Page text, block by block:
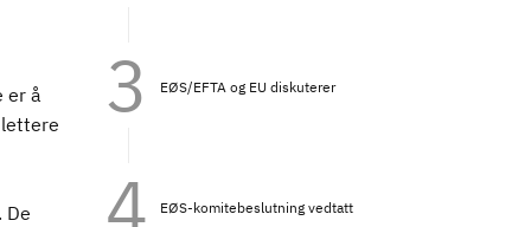
er å
De
EØS/EFTA og EU diskuterer
EØS-komitebeslutning vedtatt